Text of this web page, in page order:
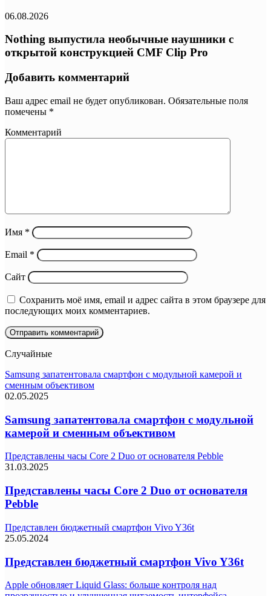
06.08.2026
Nothing выпустила необычные наушники с
открытой конструкцией CMF Clip Pro
Добавить комментарий
Ваш адрес email не будет опубликован. Обязательные поля
помечены *
Комментарий
Имя *
Email *
Сайт
Сохранить моё имя, email и адрес сайта в этом браузере для
последующих моих комментариев.
Случайные
Samsung запатентовала смартфон с модульной камерой и
сменным объективом
02.05.2025
Samsung запатентовала смартфон с модульной
камерой и сменным объективом
Представлены часы Core 2 Duo от основателя Pebble
31.03.2025
Представлены часы Core 2 Duo от основателя
Pebble
Представлен бюджетный смартфон Vivo Y36t
25.05.2024
Представлен бюджетный смартфон Vivo Y36t
Apple обновляет Liquid Glass: больше контроля над